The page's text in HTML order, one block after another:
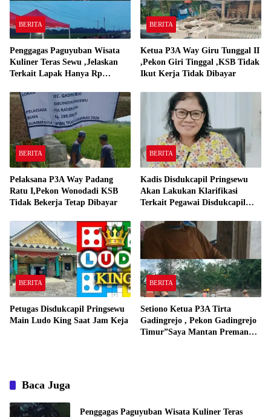
BERITA
Penggagas Paguyuban Wisata
Kuliner Teras Sewu ,Jelaskan
Terkait Lapak Hanya Rp
BERITA
Ketua P3A Way Giru Tunggal II
,Pekon Giri Tinggal ,KSB Tidak
Ikut Kerja Tidak Dibayar
BERITA
Pelaksana P3A Way Padang
Ratu I,Pekon Wonodadi KSB
Tidak Bekerja Tetap Dibayar
BERITA
Kadis Disdukcapil Pringsewu
Akan Lakukan Klarifikasi
Terkait Pegawai Disdukcapil
Kerja
BERITA
Petugas Disdukcapil Pringsewu
Main Ludo King Saat Jam Keja
BERITA
Setiono Ketua P3A Tirta
Gadingrejo , Pekon Gadingrejo
Timur”Saya Mantan Preman
Baca Juga
Penggagas Paguyuban Wisata Kuliner Teras